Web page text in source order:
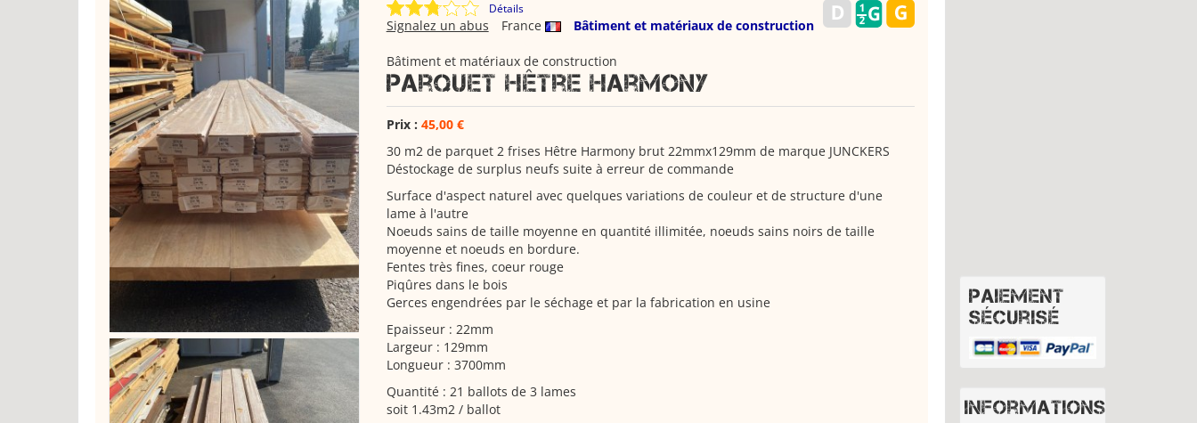
Détails
France Bâtiment et matériaux de construction
Signalez un abus
Bâtiment et matériaux de construction
Parquet Hêtre Harmony
Prix : 45,00 €
30 m2 de parquet 2 frises Hêtre Harmony brut 22mmx129mm de marque JUNCKERS
Déstockage de surplus neufs suite à erreur de commande
Surface d'aspect naturel avec quelques variations de couleur et de structure d'une
lame à l'autre
Noeuds sains de taille moyenne en quantité illimitée, noeuds sains noirs de taille
moyenne et noeuds en bordure.
Fentes très fines, coeur rouge
Piqûres dans le bois
Gerces engendrées par le séchage et par la fabrication en usine
Epaisseur : 22mm
Largeur : 129mm
Longueur : 3700mm
Quantité : 21 ballots de 3 lames
soit 1.43m2 / ballot
Paiement
sécurisé
Informations